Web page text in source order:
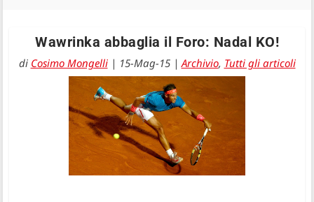
Wawrinka abbaglia il Foro: Nadal KO!
di Cosimo Mongelli| 15-Mag-15|Archivio, Tutti gli articoli